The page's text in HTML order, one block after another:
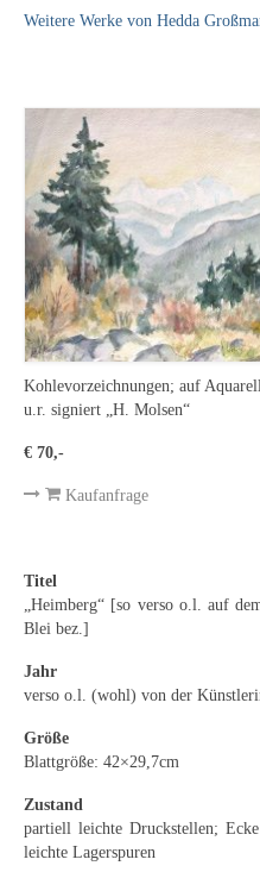
Johann Georg
Ludwig Martin
Weitere Künstler
Kunst 1900-1945
Walter Becker
Weitere Künstler
Kunst nach 1945
Weitere Werke von Hedda
Kohlevorzeichnungen; auf
u.r. signiert „H. Molsen“
€ 70,-
Kaufanfrage
Titel
„Heimberg“ [so verso o.l. auf
Blei bez.]
Jahr
verso o.l. (wohl) von der
Größe
Blattgröße: 42×29,7cm
Zustand
partiell leichte Druckstellen;
leichte Lagerspuren